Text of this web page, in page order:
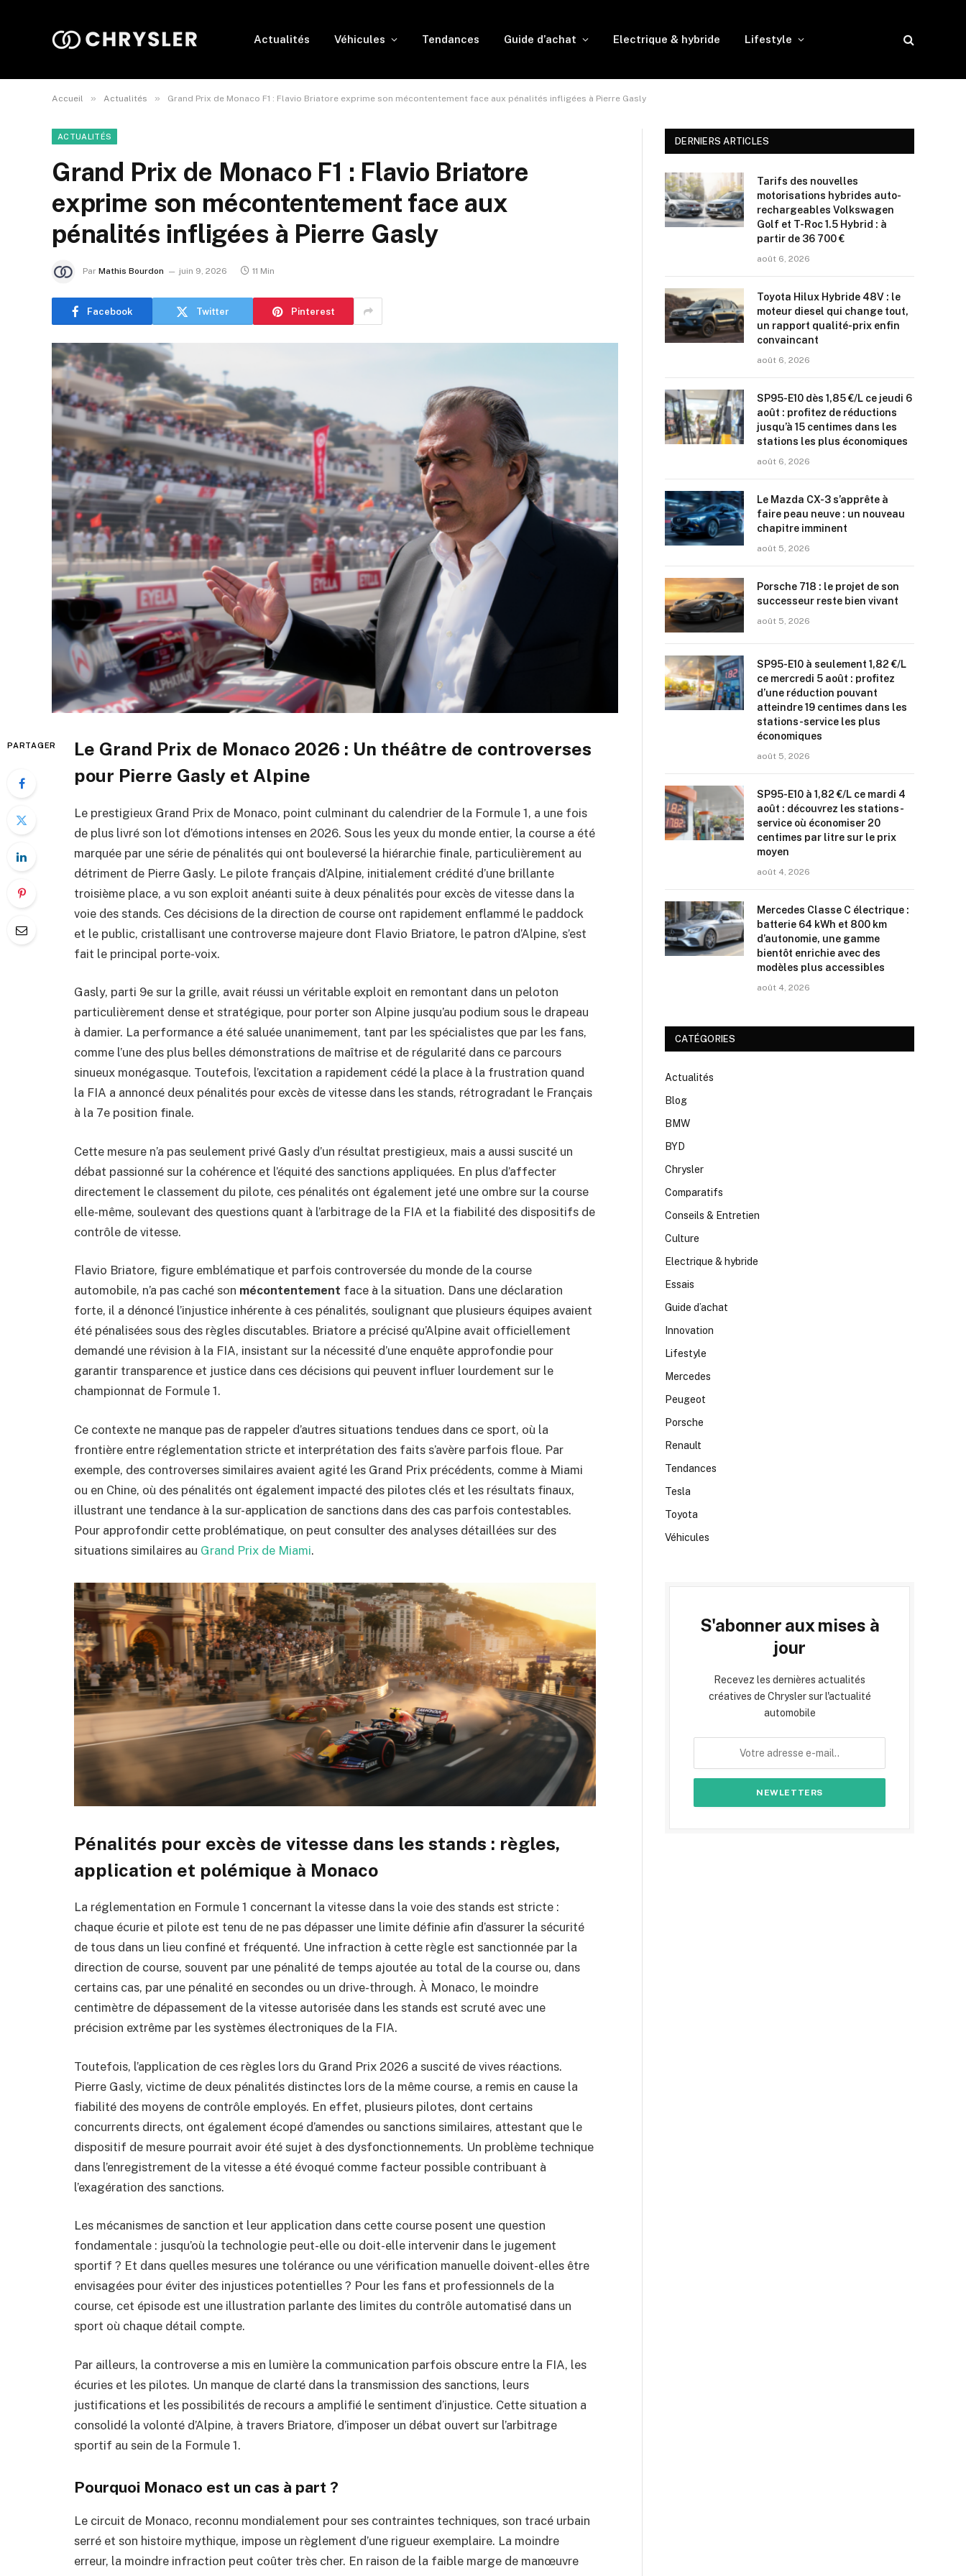
Actualités Véhicules Tendances Guide d’achat Electrique & hybride Lifestyle
Accueil » Actualités » Grand Prix de Monaco F1 : Flavio Briatore exprime son mécontentement face aux pénalités infligées à Pierre Gasly
ACTUALITÉS
Grand Prix de Monaco F1 : Flavio Briatore
exprime son mécontentement face aux
pénalités infligées à Pierre Gasly
Par Mathis Bourdon juin 9, 2026 11 Min
Facebook Twitter Pinterest
PARTAGER
Le Grand Prix de Monaco 2026 : Un théâtre de controverses
pour Pierre Gasly et Alpine
Le prestigieux Grand Prix de Monaco, point culminant du calendrier de la Formule 1, a une fois
de plus livré son lot d’émotions intenses en 2026. Sous les yeux du monde entier, la course a été
marquée par une série de pénalités qui ont bouleversé la hiérarchie finale, particulièrement au
détriment de Pierre Gasly. Le pilote français d’Alpine, initialement crédité d’une brillante
troisième place, a vu son exploit anéanti suite à deux pénalités pour excès de vitesse dans la
voie des stands. Ces décisions de la direction de course ont rapidement enflammé le paddock
et le public, cristallisant une controverse majeure dont Flavio Briatore, le patron d’Alpine, s’est
fait le principal porte-voix.
Gasly, parti 9e sur la grille, avait réussi un véritable exploit en remontant dans un peloton
particulièrement dense et stratégique, pour porter son Alpine jusqu’au podium sous le drapeau
à damier. La performance a été saluée unanimement, tant par les spécialistes que par les fans,
comme l’une des plus belles démonstrations de maîtrise et de régularité dans ce parcours
sinueux monégasque. Toutefois, l’excitation a rapidement cédé la place à la frustration quand
la FIA a annoncé deux pénalités pour excès de vitesse dans les stands, rétrogradant le Français
à la 7e position finale.
Cette mesure n’a pas seulement privé Gasly d’un résultat prestigieux, mais a aussi suscité un
débat passionné sur la cohérence et l’équité des sanctions appliquées. En plus d’affecter
directement le classement du pilote, ces pénalités ont également jeté une ombre sur la course
elle-même, soulevant des questions quant à l’arbitrage de la FIA et la fiabilité des dispositifs de
contrôle de vitesse.
Flavio Briatore, figure emblématique et parfois controversée du monde de la course
automobile, n’a pas caché son mécontentement face à la situation. Dans une déclaration
forte, il a dénoncé l’injustice inhérente à ces pénalités, soulignant que plusieurs équipes avaient
été pénalisées sous des règles discutables. Briatore a précisé qu’Alpine avait officiellement
demandé une révision à la FIA, insistant sur la nécessité d’une enquête approfondie pour
garantir transparence et justice dans ces décisions qui peuvent influer lourdement sur le
championnat de Formule 1.
Ce contexte ne manque pas de rappeler d’autres situations tendues dans ce sport, où la
frontière entre réglementation stricte et interprétation des faits s’avère parfois floue. Par
exemple, des controverses similaires avaient agité les Grand Prix précédents, comme à Miami
ou en Chine, où des pénalités ont également impacté des pilotes clés et les résultats finaux,
illustrant une tendance à la sur-application de sanctions dans des cas parfois contestables.
Pour approfondir cette problématique, on peut consulter des analyses détaillées sur des
situations similaires au Grand Prix de Miami.
Pénalités pour excès de vitesse dans les stands : règles,
application et polémique à Monaco
La réglementation en Formule 1 concernant la vitesse dans la voie des stands est stricte :
chaque écurie et pilote est tenu de ne pas dépasser une limite définie afin d’assurer la sécurité
de tous dans un lieu confiné et fréquenté. Une infraction à cette règle est sanctionnée par la
direction de course, souvent par une pénalité de temps ajoutée au total de la course ou, dans
certains cas, par une pénalité en secondes ou un drive-through. À Monaco, le moindre
centimètre de dépassement de la vitesse autorisée dans les stands est scruté avec une
précision extrême par les systèmes électroniques de la FIA.
Toutefois, l’application de ces règles lors du Grand Prix 2026 a suscité de vives réactions.
Pierre Gasly, victime de deux pénalités distinctes lors de la même course, a remis en cause la
fiabilité des moyens de contrôle employés. En effet, plusieurs pilotes, dont certains
concurrents directs, ont également écopé d’amendes ou sanctions similaires, attestant que le
dispositif de mesure pourrait avoir été sujet à des dysfonctionnements. Un problème technique
dans l’enregistrement de la vitesse a été évoqué comme facteur possible contribuant à
l’exagération des sanctions.
Les mécanismes de sanction et leur application dans cette course posent une question
fondamentale : jusqu’où la technologie peut-elle ou doit-elle intervenir dans le jugement
sportif ? Et dans quelles mesures une tolérance ou une vérification manuelle doivent-elles être
envisagées pour éviter des injustices potentielles ? Pour les fans et professionnels de la
course, cet épisode est une illustration parlante des limites du contrôle automatisé dans un
sport où chaque détail compte.
Par ailleurs, la controverse a mis en lumière la communication parfois obscure entre la FIA, les
écuries et les pilotes. Un manque de clarté dans la transmission des sanctions, leurs
justifications et les possibilités de recours a amplifié le sentiment d’injustice. Cette situation a
consolidé la volonté d’Alpine, à travers Briatore, d’imposer un débat ouvert sur l’arbitrage
sportif au sein de la Formule 1.
Pourquoi Monaco est un cas à part ?
Le circuit de Monaco, reconnu mondialement pour ses contraintes techniques, son tracé urbain
serré et son histoire mythique, impose un règlement d’une rigueur exemplaire. La moindre
erreur, la moindre infraction peut coûter très cher. En raison de la faible marge de manœuvre
DERNIERS ARTICLES
Tarifs des nouvelles
motorisations hybrides auto-
rechargeables Volkswagen
Golf et T-Roc 1.5 Hybrid : à
partir de 36 700 €
août 6, 2026
Toyota Hilux Hybride 48V : le
moteur diesel qui change tout,
un rapport qualité-prix enfin
convaincant
août 6, 2026
SP95-E10 dès 1,85 €/L ce jeudi 6
août : profitez de réductions
jusqu’à 15 centimes dans les
stations les plus économiques
août 6, 2026
Le Mazda CX-3 s’apprête à
faire peau neuve : un nouveau
chapitre imminent
août 5, 2026
Porsche 718 : le projet de son
successeur reste bien vivant
août 5, 2026
SP95-E10 à seulement 1,82 €/L
ce mercredi 5 août : profitez
d’une réduction pouvant
atteindre 19 centimes dans les
stations-service les plus
économiques
août 5, 2026
SP95-E10 à 1,82 €/L ce mardi 4
août : découvrez les stations-
service où économiser 20
centimes par litre sur le prix
moyen
août 4, 2026
Mercedes Classe C électrique :
batterie 64 kWh et 800 km
d’autonomie, une gamme
bientôt enrichie avec des
modèles plus accessibles
août 4, 2026
CATÉGORIES
Actualités
Blog
BMW
BYD
Chrysler
Comparatifs
Conseils & Entretien
Culture
Electrique & hybride
Essais
Guide d’achat
Innovation
Lifestyle
Mercedes
Peugeot
Porsche
Renault
Tendances
Tesla
Toyota
Véhicules
S'abonner aux mises à
jour
Recevez les dernières actualités
créatives de Chrysler sur l'actualité
automobile